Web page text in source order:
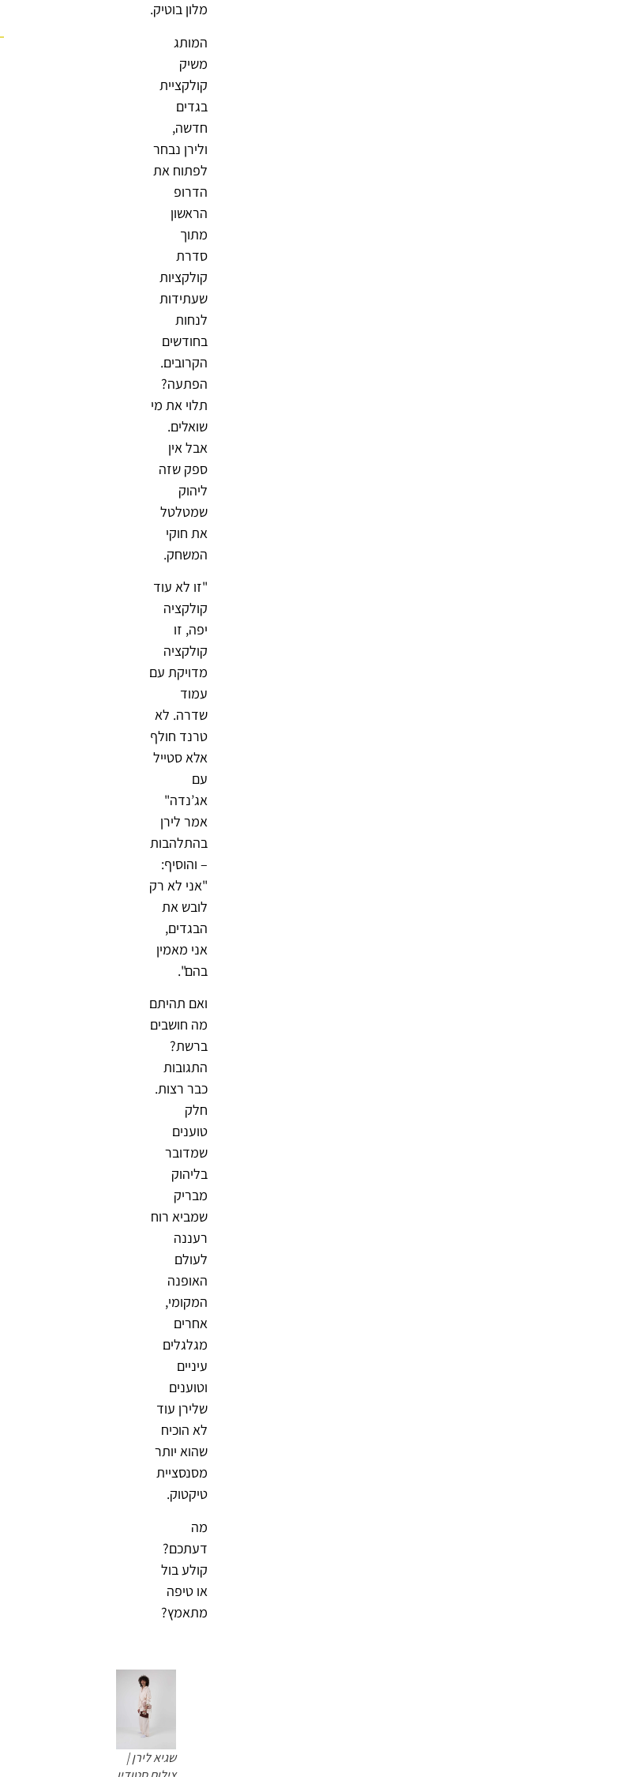
מלון בוטיק.
המותג
משיק
קולקציית
בגדים
חדשה,
ולירן נבחר
לפתוח את
הדרופ
הראשון
מתוך
סדרת
קולקציות
שעתידות
לנחות
בחודשים
הקרובים.
הפתעה?
תלוי את מי
שואלים.
אבל אין
ספק שזה
ליהוק
שמטלטל
את חוקי
המשחק.
"זו לא עוד
קולקציה
יפה, זו
קולקציה
מדויקת עם
עמוד
שדרה. לא
טרנד חולף
אלא סטייל
עם
אג’נדה"
אמר לירן
בהתלהבות
– והוסיף:
"אני לא רק
לובש את
הבגדים,
אני מאמין
בהם".
ואם תהיתם
מה חושבים
ברשת?
התגובות
כבר רצות.
חלק
טוענים
שמדובר
בליהוק
מבריק
שמביא רוח
רעננה
לעולם
האופנה
המקומי,
אחרים
מגלגלים
עיניים
וטוענים
שלירן עוד
לא הוכיח
שהוא יותר
מסנסציית
טיקטוק.
מה
דעתכם?
קולע בול
או טיפה
מתאמץ?
שגיא לירן |